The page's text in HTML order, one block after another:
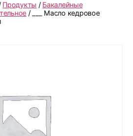
Продукты / Бакалейные
/ ___ Масло кедровое